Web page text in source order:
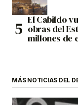
El Cabildo
obras del
millones de
MÁS NOTICIAS DEL